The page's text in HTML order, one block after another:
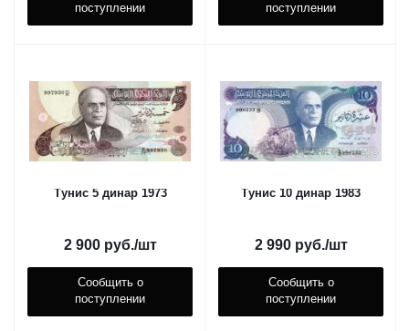
поступлении
поступлении
Тунис 5 динар 1973
2 900руб./шт
Сообщить о
поступлении
Тунис 10 динар 1983
2 990руб./шт
Сообщить о
поступлении